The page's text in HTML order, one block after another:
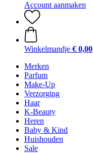
Account aanmaken
Winkelmandje € 0,00
Merken
Parfum
Make-Up
Verzorging
Haar
K-Beauty
Heren
Baby & Kind
Huishouden
Sale